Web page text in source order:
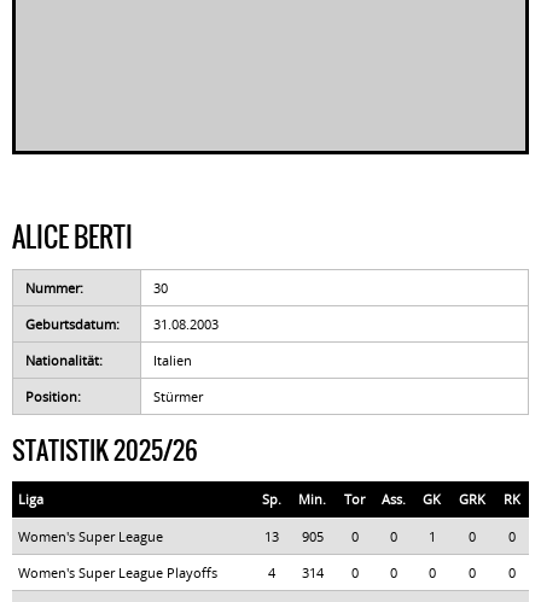
ALICE BERTI
Nummer:
30
Geburtsdatum:
31.08.2003
Nationalität:
Italien
Position:
Stürmer
STATISTIK 2025/26
Liga Sp. Min. Tor Ass. GK GRK RK
Women's Super League 13 905 0 0 1 0
0
Women's Super League Playoffs
4 314 0 0 0 0
0